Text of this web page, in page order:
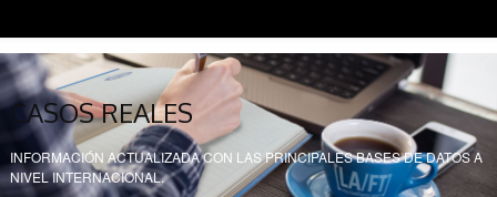
CASOS REALES
INFORMACIÓN ACTUALIZADA CON LAS PRINCIPALES BASES DE DATOS A
NIVEL INTERNACIONAL.